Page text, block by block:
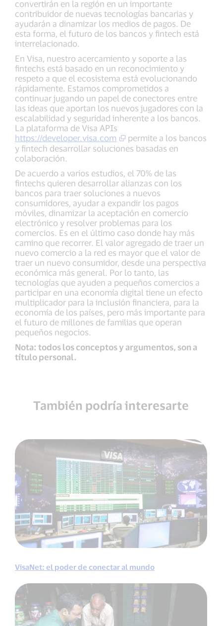
convertirán en la región en un importante
contribuidor de nuevas tecnologías bancarias y
ayudarán a dinamizar los medios de pagos. De
esta forma, el futuro de los bancos y fintech está
interrelacionado.
En Visa, nuestro acercamiento y soporte a las
fintechs está basado en un reconocimiento y
respeto a que el ecosistema está evolucionando
rápidamente. Estamos comprometidos a
continuar jugando un papel de conectores entre
las ideas que aportan los nuevos jugadores con la
escalabilidad y seguridad inherente a los bancos.
La plataforma de Visa APIs
https://developer.visa.com
permite a los bancos
y fintech desarrollar soluciones basadas en
colaboración.
De acuerdo a varios estudios, el 70% de las
fintechs quieren desarrollar alianzas con los
bancos para traer soluciones a nuevos
consumidores, ayudar a expandir los pagos
móviles, dinamizar la aceptación en comercio
electrónico y resolver problemas para los
comercios. Es en el último caso donde hay más
camino que recorrer. El valor agregado de traer un
nuevo comercio a la red es mayor que el valor de
traer un nuevo consumidor, desde una perspectiva
económica más general. Por lo tanto, las
tecnologías que ayuden a pequeños comercios a
participar en una economía digital tiene un efecto
multiplicador para la inclusión financiera, para la
economía de los países, pero más importante para
el futuro de millones de familias que operan
pequeños negocios.
Nota: todos los conceptos y argumentos, son a
título personal.
También podría interesarte
VisaNet: el poder de conectar al mundo